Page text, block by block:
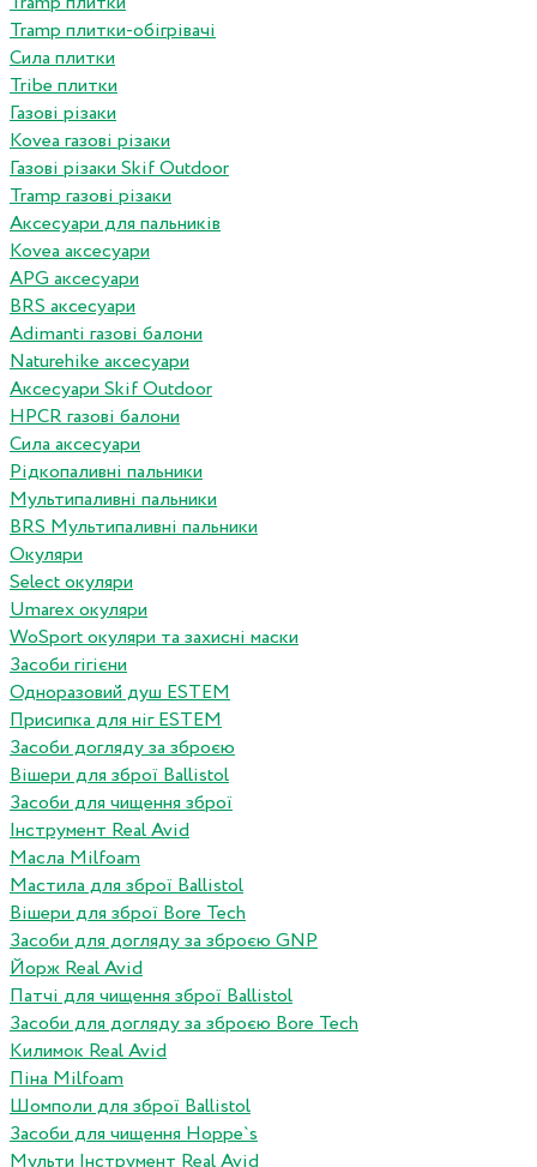
Tramp плитки-обігрівачі
Сила плитки
Tribe плитки
Газові різаки
Kovea газові різаки
Газові різаки Skif Outdoor
Tramp газові різаки
Аксесуари для пальників
Kovea аксесуари
APG аксесуари
BRS аксесуари
Adimanti газові балони
Naturehike аксесуари
Аксесуари Skif Outdoor
HPCR газові балони
Сила аксесуари
Рідкопаливні пальники
Мультипаливні пальники
BRS Мультипаливні пальники
Окуляри
Select окуляри
Umarex окуляри
WoSport окуляри та захисні маски
Засоби гігієни
Одноразовий душ ESTEM
Присипка для ніг ESTEM
Засоби догляду за зброєю
Вішери для зброї Ballistol
Засоби для чищення зброї
Інструмент Real Avid
Масла Milfoam
Мастила для зброї Ballistol
Вішери для зброї Bore Tech
Засоби для догляду за зброєю GNP
Йорж Real Avid
Патчі для чищення зброї Ballistol
Засоби для догляду за зброєю Bore Tech
Килимок Real Avid
Піна Milfoam
Шомполи для зброї Ballistol
Засоби для чищення Hoppe`s